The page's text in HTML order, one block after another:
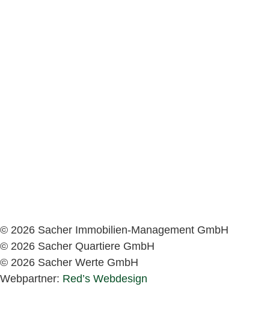
© 2026 Sacher Immobilien-Management GmbH
© 2026 Sacher Quartiere GmbH
© 2026 Sacher Werte GmbH
Webpartner: Red’s Webdesign